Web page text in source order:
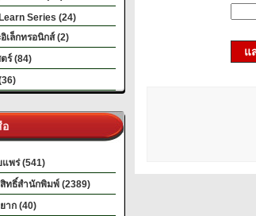
Series (24)
เล็กทรอนิกส์ (2)
ร์ (84)
แพร่ (541)
ทธิ์สำนักพิมพ์ (2389)
าก (40)
แ